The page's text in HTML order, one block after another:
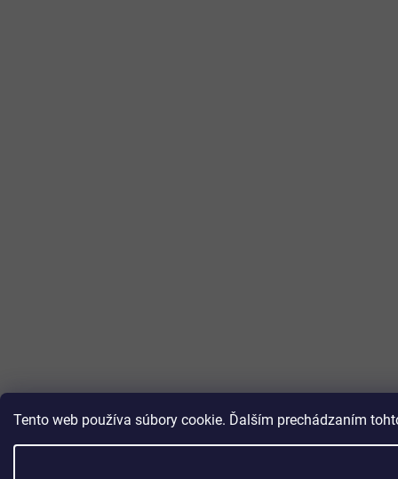
Tento web používa súbory cookie. Ďalším prechádzaním